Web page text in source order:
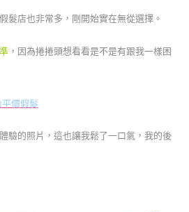
髮店也非常多，剛開始實在無從選擇。
，因為捲捲頭想看看是不是有跟我一樣困
平價假髮
驗的照片，這也讓我鬆了一口氣，我的後